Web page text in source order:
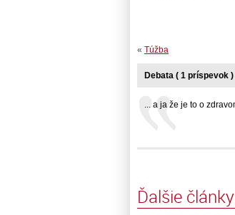
« Túžba
Debata ( 1 príspevok )
... a ja že je to o
Ďalšie